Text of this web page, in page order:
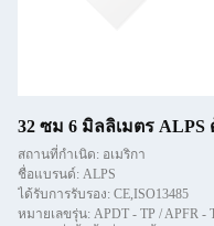
32 ซม 6 มิลลิเมตร
สถานที่กำเนิด: อเมริกา
ชื่อแบรนด์: ALPS
ได้รับการรับรอง: CE,ISO13485
หมายเลขรุ่น: APDT - TP / APFR -